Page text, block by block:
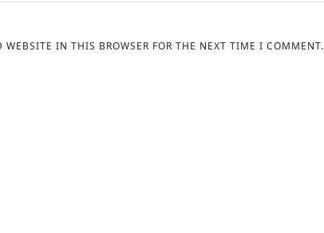
IN THIS BROWSER FOR THE NEXT TIME I COMMENT.